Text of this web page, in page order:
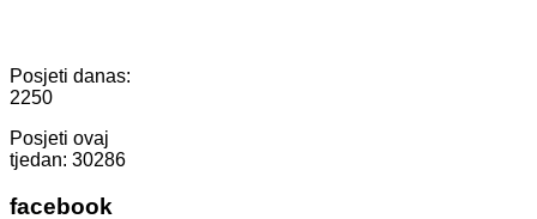
Posjeti danas:
2250
Posjeti ovaj
tjedan: 30286
facebook